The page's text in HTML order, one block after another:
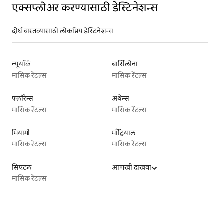
एक्सप्लोअर करण्यासाठी डेस्टिनेशन्स
दीर्घ वास्तव्यासाठी लोकप्रिय डेस्टिनेशन्स
न्यूयॉर्क
मासिक रेंटल्स
बार्सिलोना
मासिक रेंटल्स
फ्लॉरेन्स
मासिक रेंटल्स
अथेन्स
मासिक रेंटल्स
मियामी
मासिक रेंटल्स
माँट्रियाल
मासिक रेंटल्स
सिएटल
मासिक रेंटल्स
आणखी दाखवा